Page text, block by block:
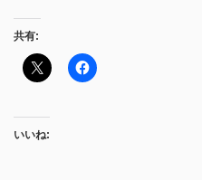
共有:
いいね: